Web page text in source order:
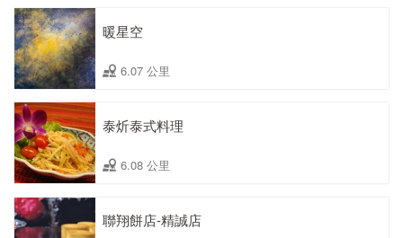
暖星空
6.07 公里
泰炘泰式料理
6.08 公里
聯翔餅店-精誠店